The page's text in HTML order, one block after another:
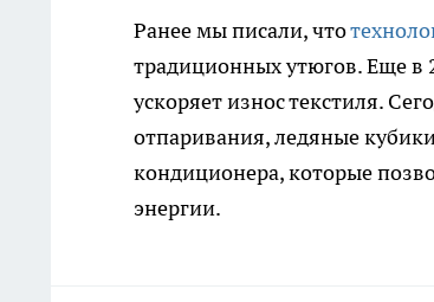
Ранее мы писали, что
традиционных утюгов. Еще в
ускоряет износ текстиля.
отпаривания, ледяные
кондиционера, которые
энергии.